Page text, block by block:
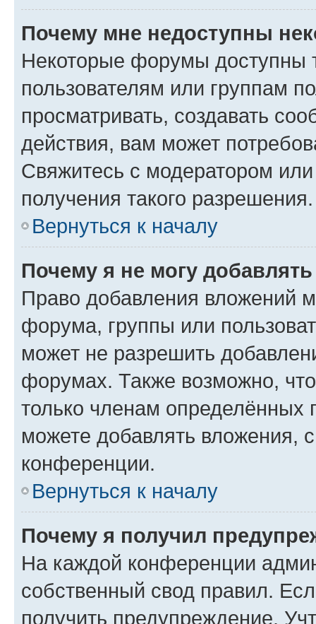
Почему мне недоступны
Некоторые форумы доступны
пользователям или группам
просматривать, создавать
действия, вам может
Свяжитесь с модератором
получения такого разрешения.
Вернуться к началу
Почему я не могу
Право добавления вложений
форума, группы или
может не разрешить
форумах. Также возможно,
только членам определённых
можете добавлять вложения,
конференции.
Вернуться к началу
Почему я получил
На каждой конференции
собственный свод правил.
получить предупреждение.